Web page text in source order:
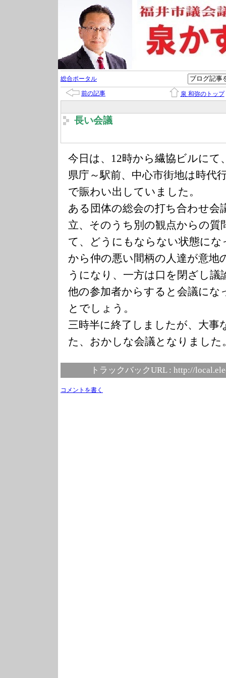
総合ポータル
前の記事 泉 和弥のトップ
長い会議
今日は、12時から繊協ビルにて
県庁～駅前、中心市街地は時代
で賑わい出していました。
ある団体の総会の打ち合わせ会
立、そのうち別の観点からの質
て、どうにもならない状態に
から仲の悪い間柄の人達が意地
うになり、一方は口を閉ざし
他の参加者からすると会議に
とでしょう。
三時半に終了しましたが、大事
た、おかしな会議となりました
トラックバックURL : http://
コメントを書く